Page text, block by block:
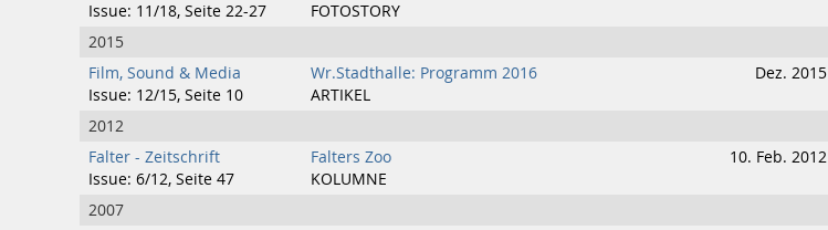
Issue: 11/18, Seite 22-27
FOTOSTORY
2015
Film, Sound & Media
Issue: 12/15, Seite 10
Wr.Stadthalle: Programm 2016
ARTIKEL
Dez. 2015
2012
Falter - Zeitschrift
Issue: 6/12, Seite 47
Falters Zoo
KOLUMNE
10. Feb. 2012
2007